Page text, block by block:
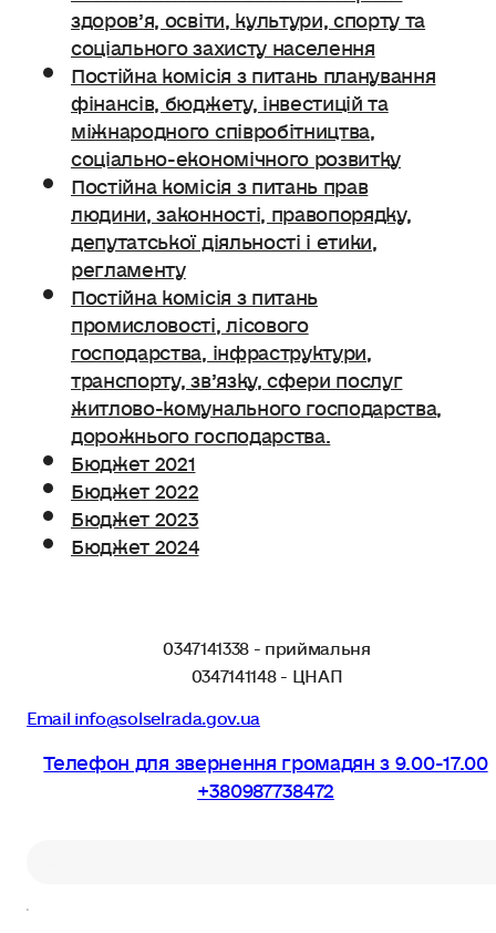
здоров’я, освіти, культури, спорту та
соціального захисту населення
Постійна комісія з питань планування
фінансів, бюджету, інвестицій та
міжнародного співробітництва,
соціально-економічного розвитку
Постійна комісія з питань прав
людини, законності, правопорядку,
депутатської діяльності і етики,
регламенту
Постійна комісія з питань
промисловості, лісового
господарства, інфраструктури,
транспорту, зв’язку, сфери послуг
житлово-комунального господарства,
дорожнього господарства.
Бюджет 2021
Бюджет 2022
Бюджет 2023
Бюджет 2024
0347141338 - приймальня
0347141148 - ЦНАП
Email info@solselrada.gov.ua
Телефон для звернення громадян з 9.00-17.00
+380987738472